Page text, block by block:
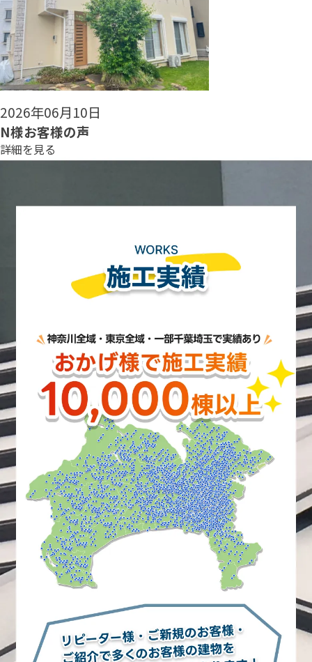
2026年06月08日
N様お客様の声
詳細を見る